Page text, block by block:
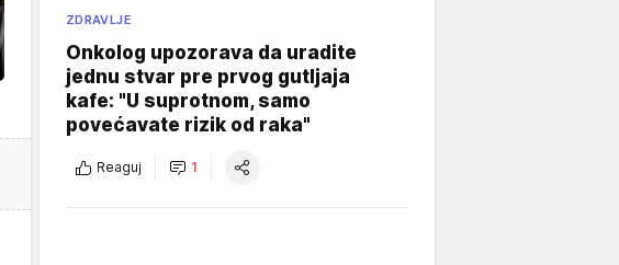
ZDRAVLJE
Onkolog upozorava da uradite
jednu stvar pre prvog gutljaja
kafe: "U suprotnom, samo
povećavate rizik od raka"
Reaguj 1